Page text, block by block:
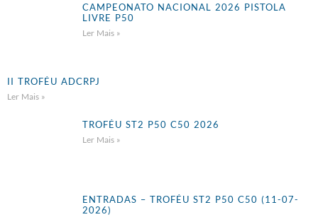
CAMPEONATO NACIONAL 2026 PISTOLA
LIVRE P50
Ler Mais »
II TROFÉU ADCRPJ
Ler Mais »
TROFÉU ST2 P50 C50 2026
Ler Mais »
ENTRADAS – TROFÉU ST2 P50 C50 (11-07-
2026)